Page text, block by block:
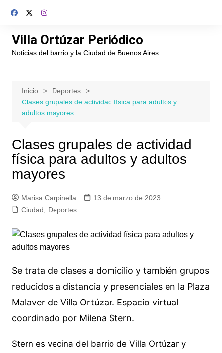
Villa Ortúzar Periódico
Noticias del barrio y la Ciudad de Buenos Aires
Inicio
Deportes
Clases grupales de actividad física para adultos y
adultos mayores
Clases grupales de actividad
física para adultos y adultos
mayores
Marisa Carpinella
13 de marzo de 2023
Ciudad
Deportes
Se trata de clases a domicilio y también grupos
reducidos a distancia y presenciales en la Plaza
Malaver de Villa Ortúzar. Espacio virtual
coordinado por Milena Stern.
Stern es vecina del barrio de Villa Ortúzar y